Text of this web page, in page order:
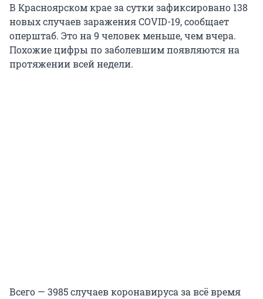
В Красноярском крае за сутки зафиксировано 138
новых случаев заражения COVID-19, сообщает
оперштаб. Это на 9 человек меньше, чем вчера.
Похожие цифры по заболевшим появляются на
протяжении всей недели.
Всего — 3985 случаев коронавируса за всё время